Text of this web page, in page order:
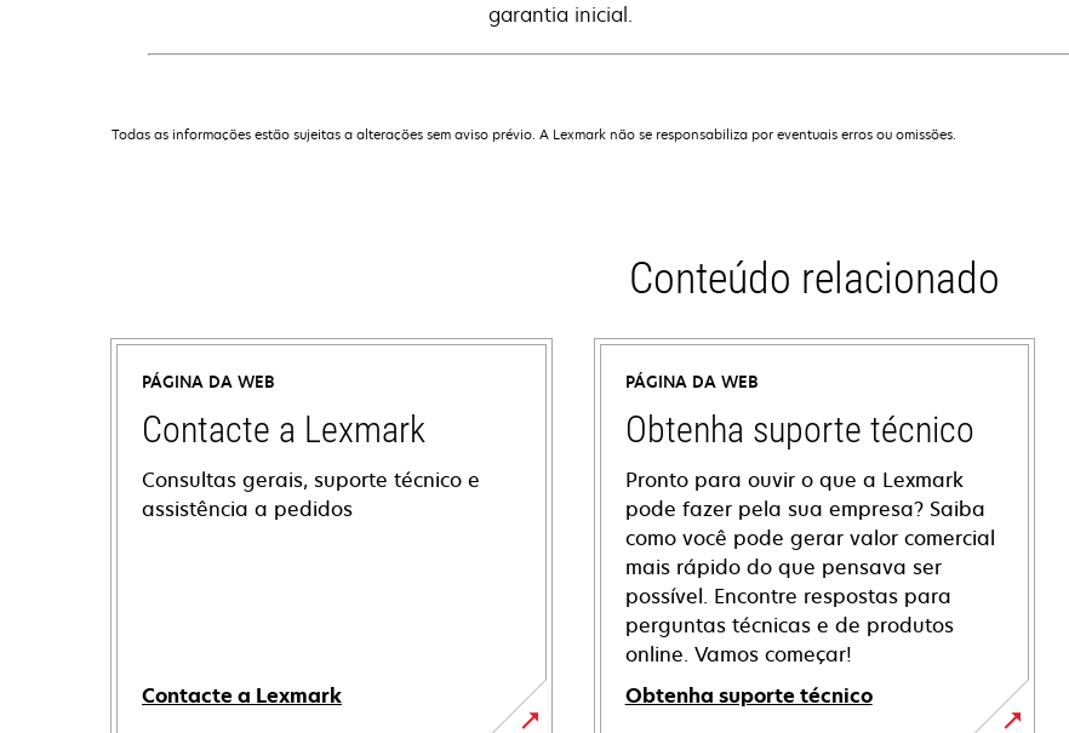
garantia inicial.
Todas as informações estão sujeitas a alterações sem aviso prévio. A Lexmark não se responsabiliza por eventuais erros ou omissões.
Conteúdo relacionado
PÁGINA DA WEB
Contacte a Lexmark
Consultas gerais, suporte técnico e
assistência a pedidos
Contacte a Lexmark
PÁGINA DA WEB
Obtenha suporte técnico
Pronto para ouvir o que a Lexmark
pode fazer pela sua empresa? Saiba
como você pode gerar valor comercial
mais rápido do que pensava ser
possível. Encontre respostas para
perguntas técnicas e de produtos
online. Vamos começar!
Obtenha suporte técnico